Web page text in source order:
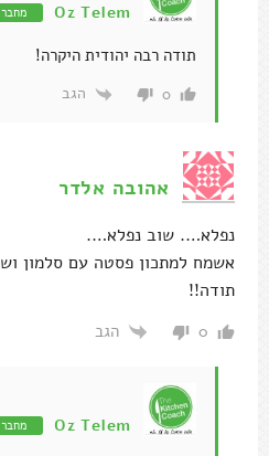
Oz Telem מחבר
תודה רבה יהודית היקרה!
0 הגב
אהובה אלדר
נפלא…. שוב נפלא….
אשמח למתכון פסטה עם סלמון
תודה!!
0 הגב
Oz Telem מחבר